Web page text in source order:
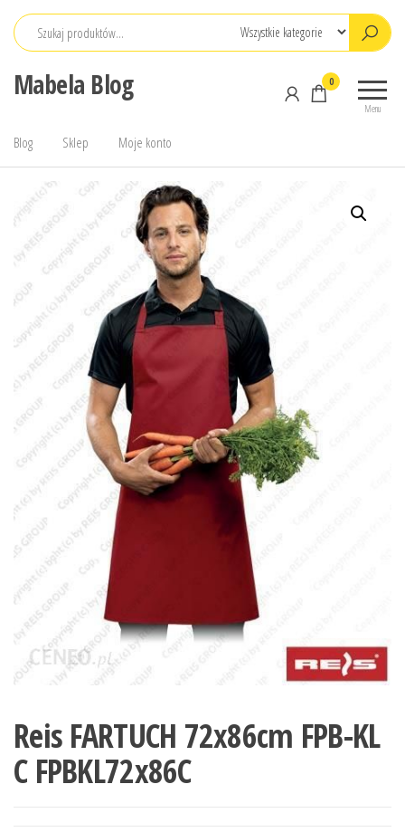
Przejdź
Mabela Blog
Menu
0
Blog Sklep Moje konto
Reis FARTUCH 72x86cm FPB-KL
C FPBKL72x86C